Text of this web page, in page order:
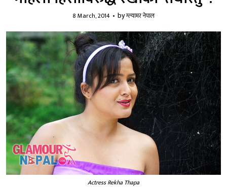
8 March, 2014 byग्ल्यामर नेपाल
Actress Rekha Thapa